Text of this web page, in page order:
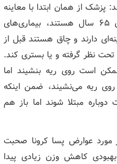
از همان ابتدا با معاینه
افرادی که اکسیژن خون‌شان می‌افتد، بالای 65 سال هستند، بیماری‌های
دارند و چاق هستند قبل از
نظر گرفته و یا بستری کند.
است روی ریه بنشیند اما
ریه می‌نشیند، ضمن اینکه
مبتلا شوند اما باز هم
مورد عوارض پسا کرونا صحبت
بهبودی کاهش وزن زیادی پیدا